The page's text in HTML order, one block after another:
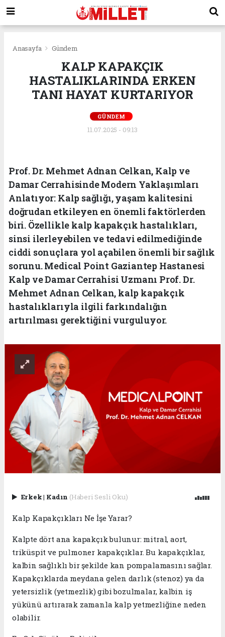
Anasayfa Gündem
KALP KAPAKÇIK
HASTALIKLARINDA ERKEN
TANI HAYAT KURTARIYOR
GÜNDEM
11.07.2025 - 09:13
Prof. Dr. Mehmet Adnan Celkan, Kalp ve
Damar Cerrahisinde Modern Yaklaşımları
Anlatıyor: Kalp sağlığı, yaşam kalitesini
doğrudan etkileyen en önemli faktörlerden
biri. Özellikle kalp kapakçık hastalıkları,
sinsi ilerleyebilen ve tedavi edilmediğinde
ciddi sonuçlara yol açabilen önemli bir sağlık
sorunu. Medical Point Gaziantep Hastanesi
Kalp ve Damar Cerrahisi Uzmanı Prof. Dr.
Mehmet Adnan Celkan, kalp kapakçık
hastalıklarıyla ilgili farkındalığın
artırılması gerektiğini vurguluyor.
Erkek| Kadın (Haberi Sesli Oku)
Kalp Kapakçıkları Ne İşe Yarar?
Kalpte dört ana kapakçık bulunur: mitral, aort,
triküspit ve pulmoner kapakçıklar. Bu kapakçıklar,
kalbin sağlıklı bir şekilde kan pompalamasını sağlar.
Kapakçıklarda meydana gelen darlık (stenoz) ya da
yetersizlik (yetmezlik) gibi bozulmalar, kalbin iş
yükünü artırarak zamanla kalp yetmezliğine neden
olabilir.